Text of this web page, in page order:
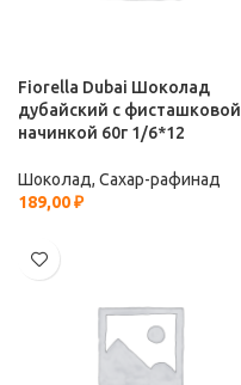
Fiorella Dubai Шоколад
дубайский с фисташковой
начинкой 60г 1/6*12
Шоколад, Сахар-рафинад
189,00₽